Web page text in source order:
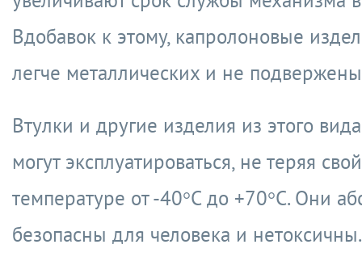
Вдобавок к этому, капролоновые
легче металлических и не
Втулки и другие изделия из этого
могут эксплуатироваться, не теряя
температуре от -40°С до +70°С. Они
безопасны для человека и